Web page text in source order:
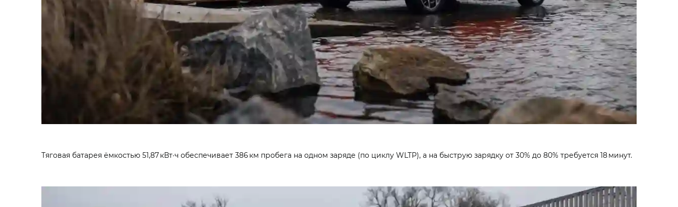
Тяговая батарея ёмкостью 51,87 кВт·ч обеспечивает 386 км пробега на одном заряде (по циклу WLTP), а на быструю зарядку от 30% до 80% требуется 18 минут.